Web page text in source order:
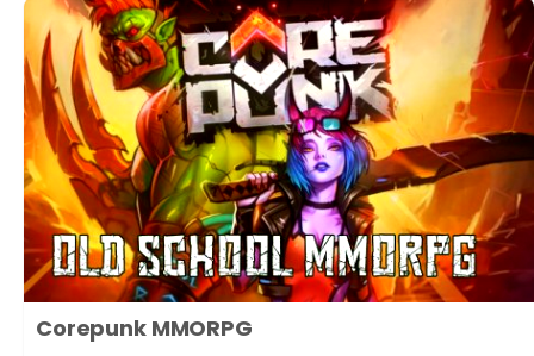
Corepunk MMORPG